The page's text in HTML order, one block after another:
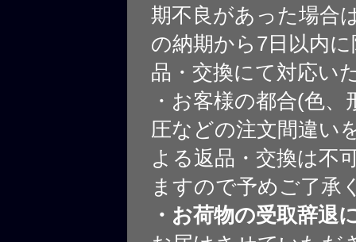
期不良があった場合
の納期から7日以内
品・交換にて対応い
・お客様の都合(色、
圧などの注文間違い
よる返品・交換は不
ますので予めご了承
・お荷物の受取辞退